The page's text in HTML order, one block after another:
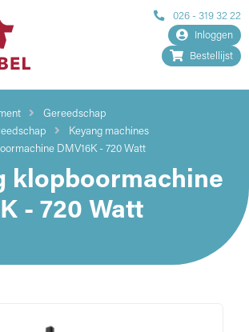
026 - 319 32 22
Inloggen
Bestellijst
Gereedschap
Keyang machines
DMV16K - 720 Watt
klopboormachine
- 720 Watt